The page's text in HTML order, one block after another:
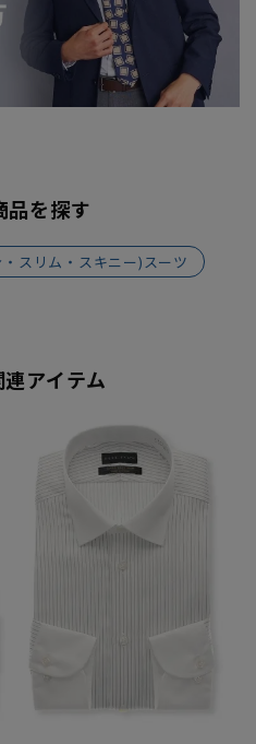
品を探す
スリム・スキニー)スーツ
アイテム